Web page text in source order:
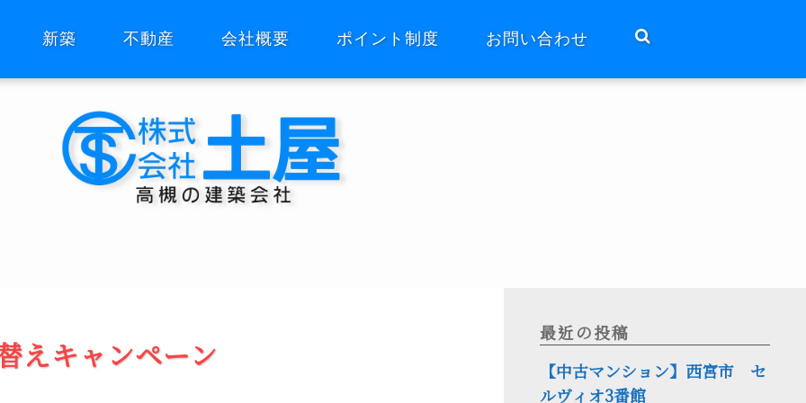
新築 不動産 会社概要 ポイント制度 お問い合わせ
えキャンペーン
最近の投稿
【中古マンション】西宮市 セ
ルヴィオ3番館